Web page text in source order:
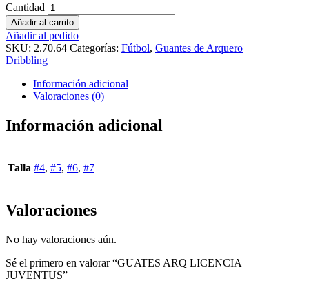
Cantidad
Añadir al carrito
Añadir al pedido
SKU: 2.70.64 Categorías: Fútbol, Guantes de Arquero
Dribbling
Información adicional
Valoraciones (0)
Información adicional
Talla #4, #5, #6, #7
Valoraciones
No hay valoraciones aún.
Sé el primero en valorar “GUATES ARQ LICENCIA
JUVENTUS”